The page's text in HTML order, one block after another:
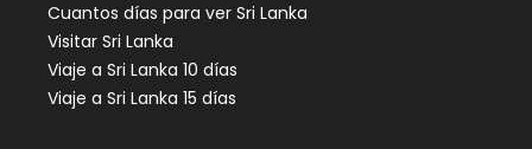
Cuantos días para ver Sri Lanka
Visitar Sri Lanka
Viaje a Sri Lanka 10 días
Viaje a Sri Lanka 15 días